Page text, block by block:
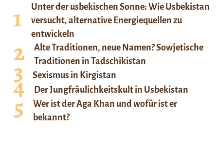
Unter der usbekischen Sonne: Wie Usbekistan
versucht, alternative Energiequellen zu
entwickeln
Alte Traditionen, neue Namen? Sowjetische
Traditionen in Tadschikistan
Sexismus in Kirgistan
Der Jungfräulichkeitskult in Usbekistan
Wer ist der Aga Khan und wofür ist er
bekannt?